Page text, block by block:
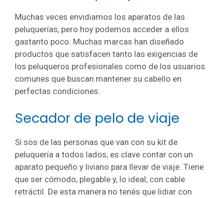
Muchas veces envidiamos los aparatos de las
peluquerías, pero hoy podemos acceder a ellos
gastanto poco. Muchas marcas han diseñado
productos que satisfacen tanto las exigencias de
los peluqueros profesionales como de los usuarios
comunes que buscan mantener su cabello en
perfectas condiciones.
Secador de pelo de viaje
Si sos de las personas que van con su kit de
peluquería a todos lados, es clave contar con un
aparato pequeño y liviano para llevar de viaje. Tiene
que ser cómodo, plegable y, lo ideal, con cable
retráctil. De esta manera no tenés que lidiar con